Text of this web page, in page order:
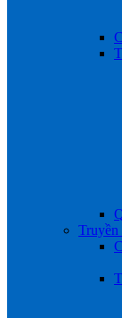
Truyền